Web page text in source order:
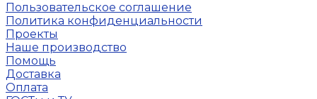
Пользовательское соглашение
Политика конфиденциальности
Проекты
Наше производство
Помощь
Доставка
Оплата